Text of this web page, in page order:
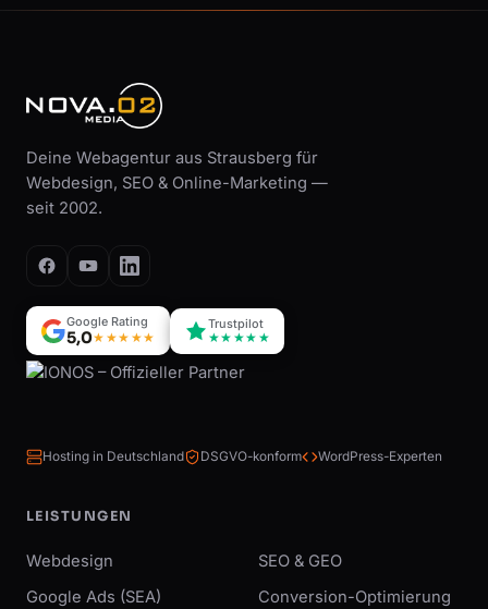
Deine Webagentur aus Strausberg für
Webdesign, SEO & Online-Marketing —
seit 2002.
Google Rating
5,0★★★★★
Trustpilot
★★★★★
Hosting in Deutschland DSGVO-konform WordPress-Experten
LEISTUNGEN
Webdesign
SEO & GEO
Google Ads (SEA)
Conversion-Optimierung